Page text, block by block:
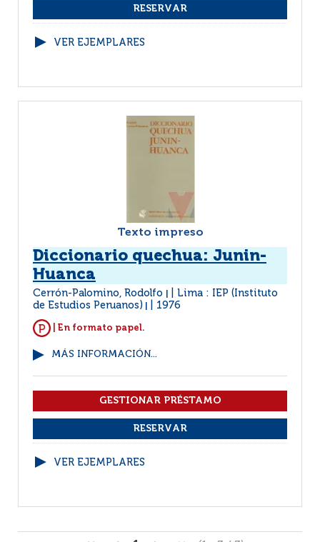
VER EJEMPLARES
Texto impreso
Diccionario quechua: Junin-
Huanca
Cerrón-Palomino, Rodolfo
Lima : IEP (Instituto
de Estudios Peruanos)
1976
| En formato papel.
MÁS INFORMACIÓN...
VER EJEMPLARES